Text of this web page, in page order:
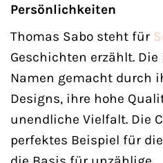
Persönlichkeiten
Thomas Sabo steht für
Geschichten erzählt.
Namen gemacht durch
Designs, ihre hohe
unendliche Vielfalt. Die
perfektes Beispiel für